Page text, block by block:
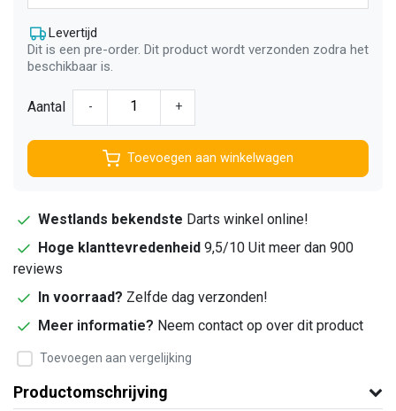
Levertijd
Dit is een pre-order. Dit product wordt verzonden zodra het
beschikbaar is.
Aantal - +
Toevoegen aan winkelwagen
Westlands bekendste Darts winkel online!
Hoge klanttevredenheid 9,5/10 Uit meer dan 900
reviews
In voorraad? Zelfde dag verzonden!
Meer informatie? Neem contact op over dit product
Toevoegen aan vergelijking
Productomschrijving